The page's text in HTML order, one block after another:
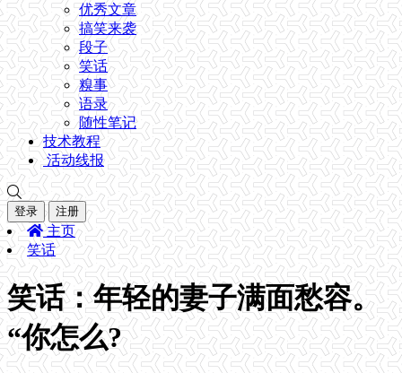
优秀文章
搞笑来袭
段子
笑话
糗事
语录
随性笔记
技术教程
活动线报
登录 注册
主页
笑话
笑话：年轻的妻子满面愁容。
“你怎么?